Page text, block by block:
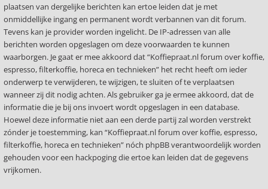
plaatsen van dergelijke berichten kan ertoe leiden dat je met
onmiddellijke ingang en permanent wordt verbannen van dit forum.
Tevens kan je provider worden ingelicht. De IP-adressen van alle
berichten worden opgeslagen om deze voorwaarden te kunnen
waarborgen. Je gaat er mee akkoord dat “Koffiepraat.nl forum over koffie,
espresso, filterkoffie, horeca en technieken” het recht heeft om ieder
onderwerp te verwijderen, te wijzigen, te sluiten of te verplaatsen
wanneer zij dit nodig achten. Als gebruiker ga je ermee akkoord, dat de
informatie die je bij ons invoert wordt opgeslagen in een database.
Hoewel deze informatie niet aan een derde partij zal worden verstrekt
zónder je toestemming, kan “Koffiepraat.nl forum over koffie, espresso,
filterkoffie, horeca en technieken” nóch phpBB verantwoordelijk worden
gehouden voor een hackpoging die ertoe kan leiden dat de gegevens
vrijkomen.